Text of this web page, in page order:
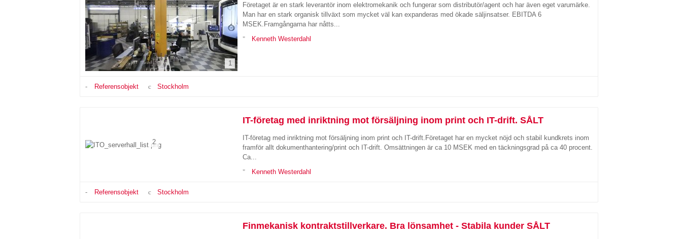
1
Företaget är en stark leverantör inom elektromekanik och fungerar som distributör/agent och har även eget varumärke.
Man har en stark organisk tillväxt som mycket väl kan expanderas med ökade säljinsatser. EBITDA 6
MSEK.Framgångarna har nåtts...
Kenneth Westerdahl
Referensobjekt Stockholm
2
IT-företag med inriktning mot försäljning inom print och IT-drift. SÅLT
IT-företag med inriktning mot försäljning inom print och IT-drift.Företaget har en mycket nöjd och stabil kundkrets inom
framför allt dokumenthantering/print och IT-drift. Omsättningen är ca 10 MSEK med en täckningsgrad på ca 40 procent.
Ca...
Kenneth Westerdahl
Referensobjekt Stockholm
Finmekanisk kontraktstillverkare. Bra lönsamhet - Stabila kunder SÅLT